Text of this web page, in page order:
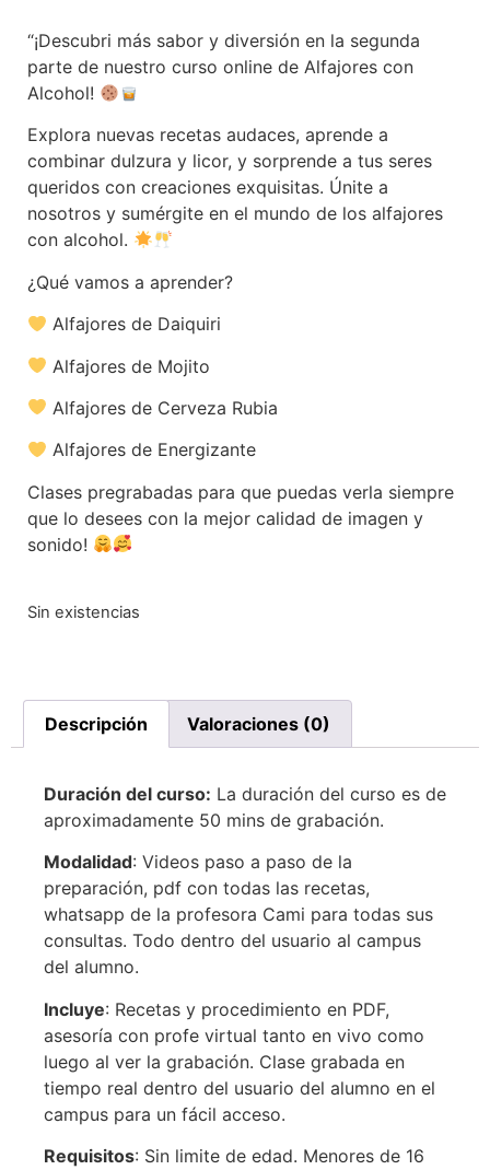
“¡Descubri más sabor y diversión en la segunda
parte de nuestro curso online de Alfajores con
Alcohol!
Explora nuevas recetas audaces, aprende a
combinar dulzura y licor, y sorprende a tus seres
queridos con creaciones exquisitas. Únite a
nosotros y sumérgite en el mundo de los alfajores
con alcohol.
¿Qué vamos a aprender?
Alfajores de Daiquiri
Alfajores de Mojito
Alfajores de Cerveza Rubia
Alfajores de Energizante
Clases pregrabadas para que puedas verla siempre
que lo desees con la mejor calidad de imagen y
sonido!
Sin existencias
Descripción Valoraciones (0)
Duración del curso: La duración del curso es de
aproximadamente 50 mins de grabación.
Modalidad: Videos paso a paso de la
preparación, pdf con todas las recetas,
whatsapp de la profesora Cami para todas sus
consultas. Todo dentro del usuario al campus
del alumno.
Incluye: Recetas y procedimiento en PDF,
asesoría con profe virtual tanto en vivo como
luego al ver la grabación. Clase grabada en
tiempo real dentro del usuario del alumno en el
campus para un fácil acceso.
Requisitos: Sin limite de edad. Menores de 16